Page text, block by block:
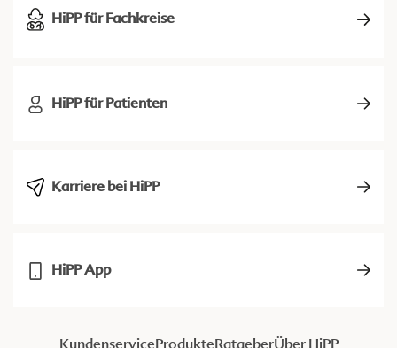
HiPP für Fachkreise
HiPP für Patienten
Karriere bei HiPP
HiPP App
KundenserviceProdukteRatgeberÜber HiPP